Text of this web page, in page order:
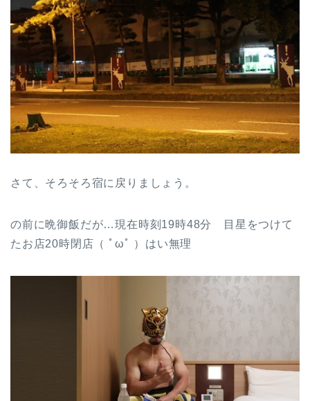
さて、そろそろ宿に戻りましょう。
の前に晩御飯だが…現在時刻19時48分 目星をつけて
たお店20時閉店（ ﾟωﾟ ）はい無理